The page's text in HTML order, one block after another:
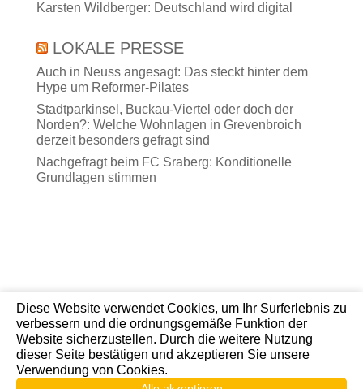
Karsten Wildberger: Deutschland wird digital
LOKALE PRESSE
Auch in Neuss angesagt: Das steckt hinter dem
Hype um Reformer-Pilates
Stadtparkinsel, Buckau-Viertel oder doch der
Norden?: Welche Wohnlagen in Grevenbroich
derzeit besonders gefragt sind
Nachgefragt beim FC Sraberg: Konditionelle
Grundlagen stimmen
2026© CDU-Korschenbroich | Designed by
fresch-webdesign – webdesign mit ♥
Diese Website verwendet Cookies, um Ihr Surferlebnis zu
verbessern und die ordnungsgemäße Funktion der
Website sicherzustellen. Durch die weitere Nutzung
dieser Seite bestätigen und akzeptieren Sie unsere
Verwendung von Cookies.